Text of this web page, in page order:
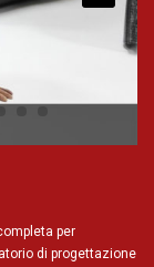
per
di progettazione